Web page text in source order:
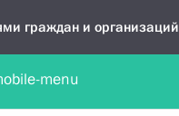
граждан и организаций
в устной форме
menu